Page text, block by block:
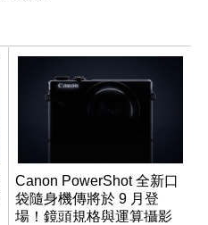
Canon PowerShot 全新口
袋隨身機傳將於 9 月登
場！鏡頭規格與運算攝影